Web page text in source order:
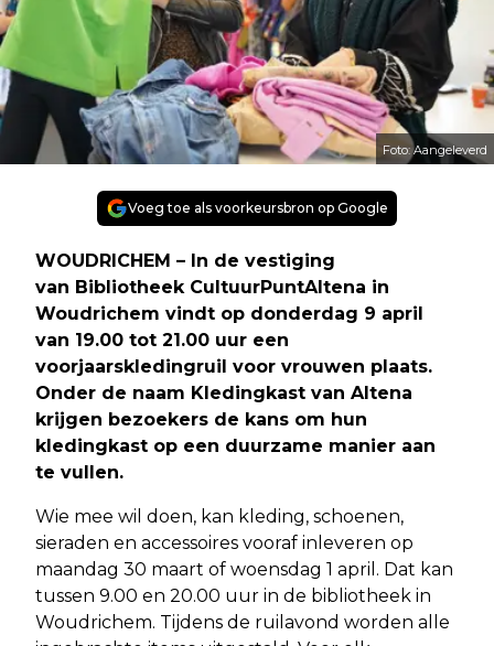
Foto: Aangeleverd
Voeg toe als voorkeursbron op Google
WOUDRICHEM – In de vestiging
van Bibliotheek CultuurPuntAltena in
Woudrichem vindt op donderdag 9 april
van 19.00 tot 21.00 uur een
voorjaarskledingruil voor vrouwen plaats.
Onder de naam Kledingkast van Altena
krijgen bezoekers de kans om hun
kledingkast op een duurzame manier aan
te vullen.
Wie mee wil doen, kan kleding, schoenen,
sieraden en accessoires vooraf inleveren op
maandag 30 maart of woensdag 1 april. Dat kan
tussen 9.00 en 20.00 uur in de bibliotheek in
Woudrichem. Tijdens de ruilavond worden alle